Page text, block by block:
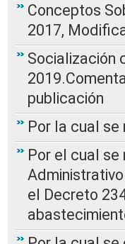
Conceptos
2017,
Socialización
publicación
Por la cual se
Por el cual
el Decreto